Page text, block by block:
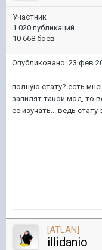
Участник
1 020 публикаций
10 668 боёв
Опубликовано: 23 фев
полную стату? есть
запилят такой мод, то
ее изучать... ведь
[ATLAN]
illidanio